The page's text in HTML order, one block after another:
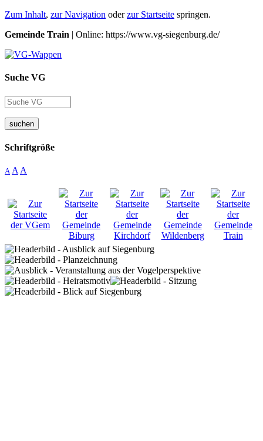
Zum Inhalt, zur Navigation oderzur Startseite springen.
Gemeinde Train | Online: https://www.vg-siegenburg.de/
Suche VG
suchen
Schriftgröße
A A A